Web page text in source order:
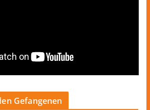
Gefangenen